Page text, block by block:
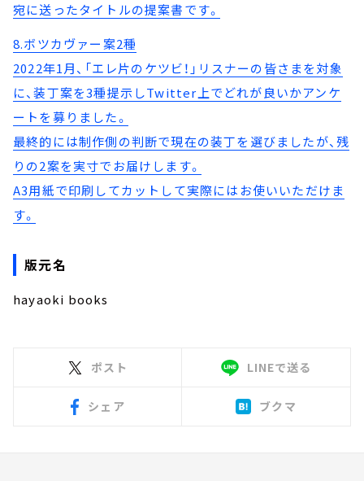
宛に送ったタイトルの提案書です。
8.ボツカヴァー案2種
2022年1月、「エレ片のケツビ！」リスナーの皆さまを対象
に、装丁案を3種提示しTwitter上でどれが良いかアンケ
ートを募りました。
最終的には制作側の判断で現在の装丁を選びましたが、残
りの2案を実寸でお届けします。
A3用紙で印刷してカットして実際にはお使いいただけま
す。
版元名
hayaoki books
ポスト LINEで送る
シェア ブクマ